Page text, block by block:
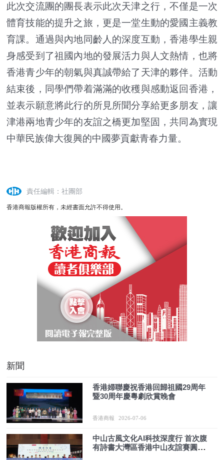
此次交流團的團長表示此次天津之行，不僅是一次
體育技能的提升之旅，更是一堂生動的愛國主義教
育課。通過與內地同齡人的深度互動，香港學生親
身感受到了祖國內地的發展活力與人文熱情，也將
香港青少年的朝氣與真誠帶給了天津的夥伴。活動
結束後，同學們帶着滿滿的收穫與感動返回香港，
並表示願意將此行的所見所聞分享給更多朋友，讓
津港兩地青少年的友誼之橋更加堅固，共同為實現
中華民族偉大復興的中國夢貢獻青春力量。
責任編輯：社團部
香港商報版權所有，未經書面允許不得使用。
新聞
香港婦聯慶祝香港回歸祖國29周年
暨30周年慶粵劇欣賞晚會
香港商報 2026-07-06
中山古風文化AI科技深度行 首次腹
有詩書大灣區香港中山友誼賽圓滿